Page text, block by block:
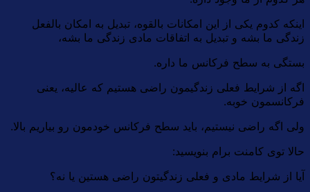
اینکه کدوم یکی از این امکانات بالقوه، تبدیل به امکان بالفعل
زندگی ما بشه و تبدیل به اتفاقات مادی زندگی ما بشه،
بستگی به سطح فرکانس ما داره.
اگه از شرایط فعلی زندگیمون راضی هستیم که عالیه، یعنی
فرکانسمون خوبه.
ولی اگه راضی نیستیم، باید سطح فرکانس خودمون رو بیاریم بالا.
حالا توی کامنت برام بنویسید:
آیا از شرایط مادی و فعلی زندگیتون راضی هستین یا نه؟